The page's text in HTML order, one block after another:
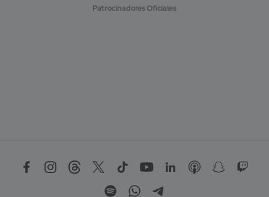
Patrocinadores Oficiales